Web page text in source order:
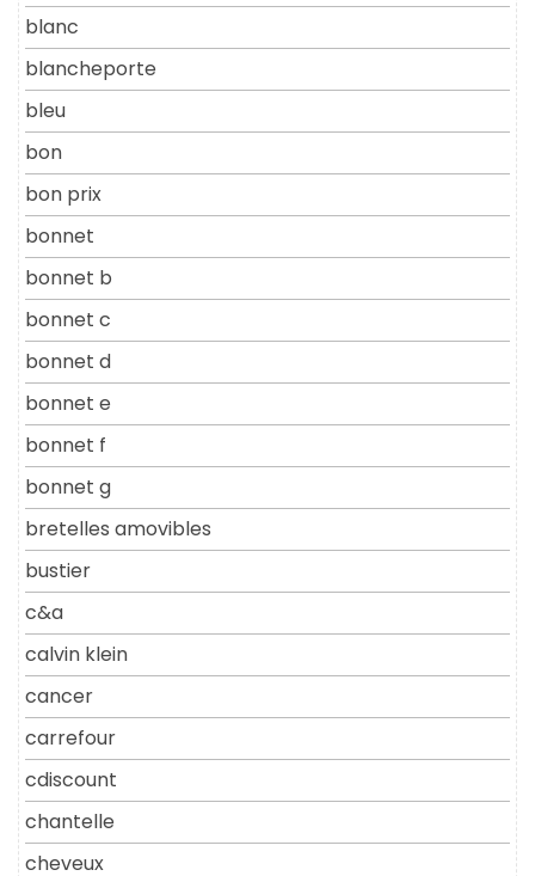
blanc
blancheporte
bleu
bon
bon prix
bonnet
bonnet b
bonnet c
bonnet d
bonnet e
bonnet f
bonnet g
bretelles amovibles
bustier
c&a
calvin klein
cancer
carrefour
cdiscount
chantelle
cheveux